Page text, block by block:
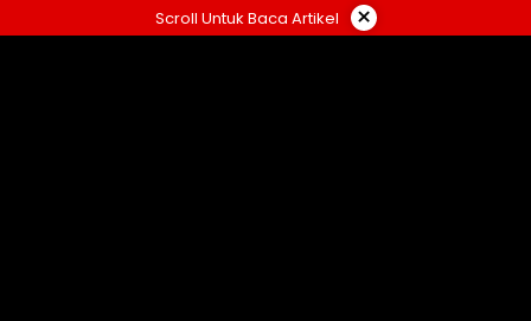
ke
Scroll Untuk Baca Artikel ×